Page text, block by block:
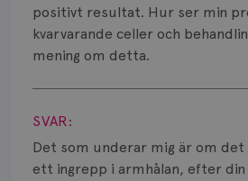
positivt resultat. Hur ser min
kvarvarande celler och
mening om detta.
Visa svar
SVAR:
Det som underar mig är om
ett ingrepp i armhålan, efter
Vätska